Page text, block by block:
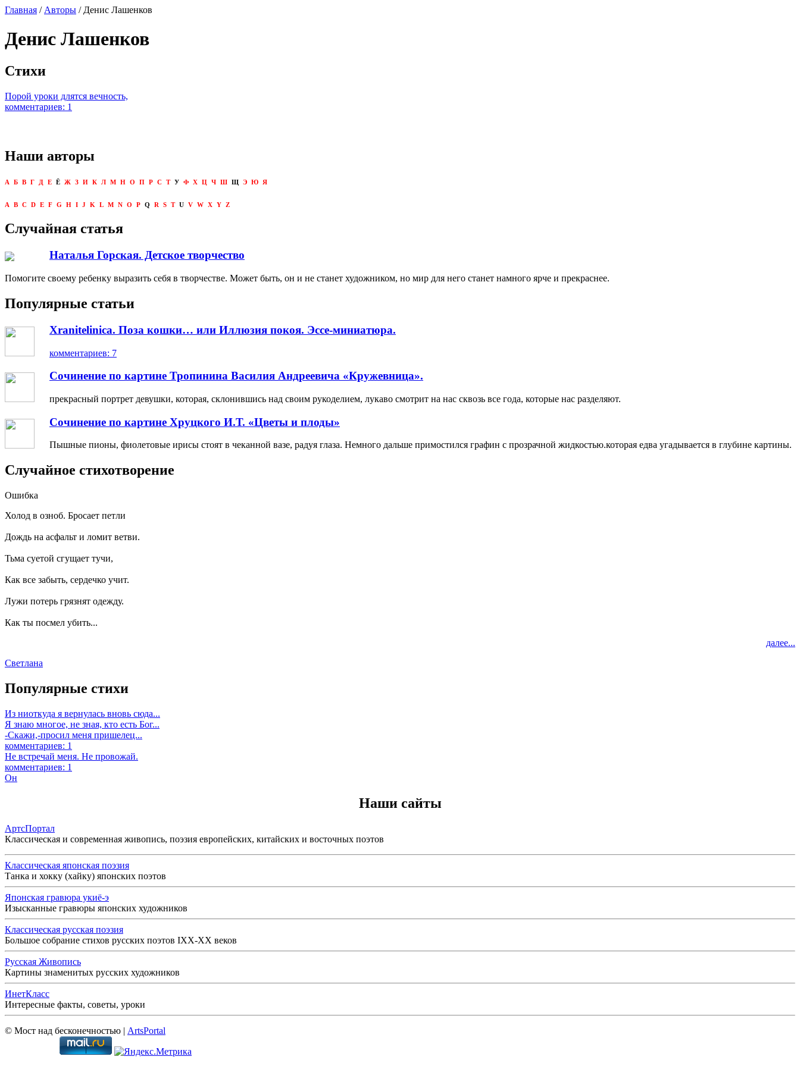
Главная / Авторы / Денис Лашенков
Денис Лашенков
Стихи
Порой уроки длятся вечность,
комментариев: 1
Наши авторы
А Б В Г Д Е Ё Ж З И К Л М Н О П Р С Т У Ф Х Ц Ч Ш Щ Э Ю Я
A B C D E F G H I J K L M N O P Q R S T U V W X Y Z
Случайная статья
Наталья Горская. Детское творчество
Помогите своему ребенку выразить себя в творчестве. Может быть, он и не станет художником, но мир для него станет намного ярче и прекраснее.
Популярные статьи
Xranitelinica. Поза кошки… или Иллюзия покоя. Эссе-миниатюра.
комментариев: 7
Сочинение по картине Тропинина Василия Андреевича «Кружевница».
прекрасный портрет девушки, которая, склонившись над своим рукоделием, лукаво смотрит на нас сквозь все года, которые нас разделяют.
Сочинение по картине Хруцкого И.Т. «Цветы и плоды»
Пышные пионы, фиолетовые ирисы стоят в чеканной вазе, радуя глаза. Немного дальше примостился графин с прозрачной жидкостью.которая едва угадывается в глубине картины.
Случайное стихотворение
Ошибка
Холод в озноб. Бросает петли
Дождь на асфальт и ломит ветви.
Тьма суетой сгущает тучи,
Как все забыть, сердечко учит.
Лужи потерь грязнят одежду.
Как ты посмел убить...
далее...
Светлана
Популярные стихи
Из ниоткуда я вернулась вновь сюда...
Я знаю многое, не зная, кто есть Бог...
-Скажи,-просил меня пришелец...
комментариев: 1
Не встречай меня. Не провожай.
комментариев: 1
Он
Наши сайты
АртсПортал
Классическая и современная живопись, поэзия европейских, китайских и восточных поэтов
Классическая японская поэзия
Танка и хокку (хайку) японских поэтов
Японская гравюра укиё-э
Изысканные гравюры японских художников
Классическая русская поэзия
Большое собрание стихов русских поэтов IXX-XX веков
Русская Живопись
Картины знаменитых русских художников
ИнетКласс
Интересные факты, советы, уроки
© Мост над бесконечностью | ArtsPortal